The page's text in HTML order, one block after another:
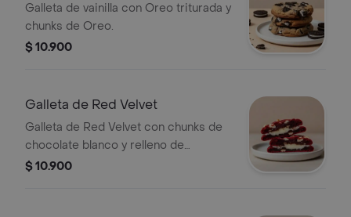
Galleta de vainilla con Oreo triturada y
chunks de Oreo.
$ 10.900
Galleta de Red Velvet
Galleta de Red Velvet con chunks de
chocolate blanco y relleno de
Cheesecake.
$ 10.900